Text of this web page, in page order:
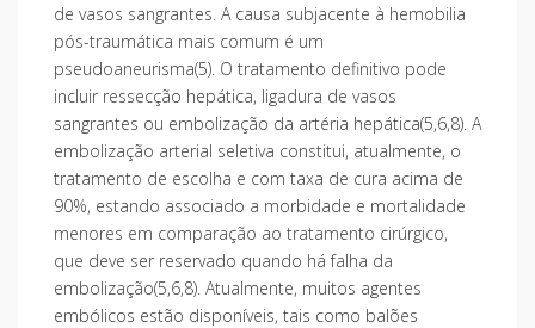
de vasos sangrantes. A causa subjacente à hemobilia
pós-traumática mais comum é um
pseudoaneurisma(5). O tratamento definitivo pode
incluir ressecção hepática, ligadura de vasos
sangrantes ou embolização da artéria hepática(5,6,8). A
embolização arterial seletiva constitui, atualmente, o
tratamento de escolha e com taxa de cura acima de
90%, estando associado a morbidade e mortalidade
menores em comparação ao tratamento cirúrgico,
que deve ser reservado quando há falha da
embolização(5,6,8). Atualmente, muitos agentes
embólicos estão disponíveis, tais como balões